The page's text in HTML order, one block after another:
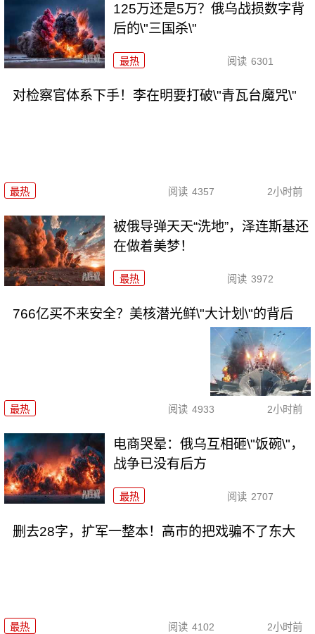
125万还是5万？俄乌战损数字背
后的\"三国杀\"
最热 阅读 6301
对检察官体系下手！李在明要打破\"青瓦台魔咒\"
最热 阅读 4357 2小时前
被俄导弹天天“洗地”，泽连斯基还
在做着美梦！
最热 阅读 3972
766亿买不来安全？美核潜光鲜\"大计划\"的背后
最热 阅读 4933 2小时前
电商哭晕：俄乌互相砸\"饭碗\"，
战争已没有后方
最热 阅读 2707
删去28字，扩军一整本！高市的把戏骗不了东大
最热 阅读 4102 2小时前